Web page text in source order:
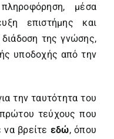
πληροφόρηση, μέσα
επιστήμης και
διάδοση της γνώσης,
υποδοχής από την
την ταυτότητα του
τεύχους που
βρείτε εδώ, όπου